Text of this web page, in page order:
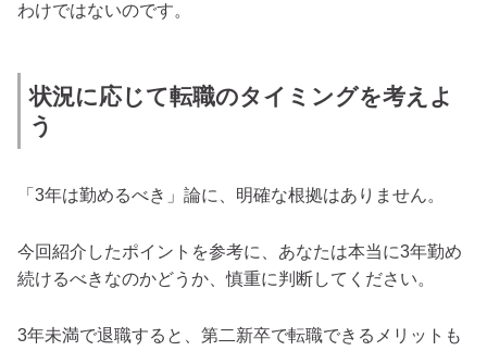
わけではないのです。
状況に応じて転職のタイミングを考えよ
う
「3年は勤めるべき」論に、明確な根拠はありません。
今回紹介したポイントを参考に、あなたは本当に3年勤め
続けるべきなのかどうか、慎重に判断してください。
3年未満で退職すると、第二新卒で転職できるメリットも